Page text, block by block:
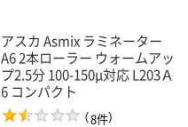
アスカ Asmix ラミネーター
A6 2本ローラー ウォームアッ
プ2.5分 100-150μ対応 L203Ａ
6 コンパクト
（8件）